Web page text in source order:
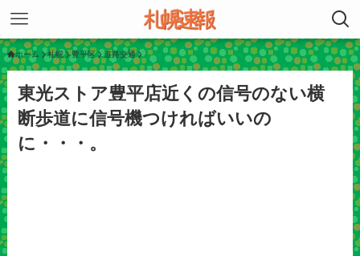
ホーム 札幌 豊平区 道路交通
東光ストア豊平店近くの信号のない横
断歩道に信号機つければいいの
に・・・。